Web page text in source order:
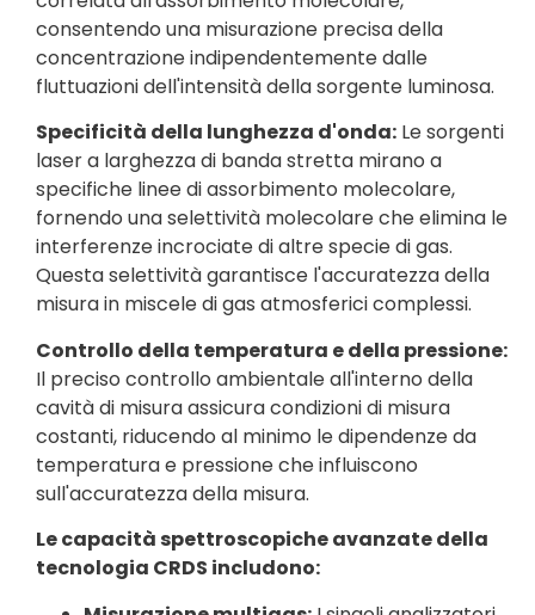
consentendo una misurazione precisa della
concentrazione indipendentemente dalle
fluttuazioni dell'intensità della sorgente luminosa.
Specificità della lunghezza d'onda: Le sorgenti
laser a larghezza di banda stretta mirano a
specifiche linee di assorbimento molecolare,
fornendo una selettività molecolare che elimina le
interferenze incrociate di altre specie di gas.
Questa selettività garantisce l'accuratezza della
misura in miscele di gas atmosferici complessi.
Controllo della temperatura e della pressione:
Il preciso controllo ambientale all'interno della
cavità di misura assicura condizioni di misura
costanti, riducendo al minimo le dipendenze da
temperatura e pressione che influiscono
sull'accuratezza della misura.
Le capacità spettroscopiche avanzate della
tecnologia CRDS includono: